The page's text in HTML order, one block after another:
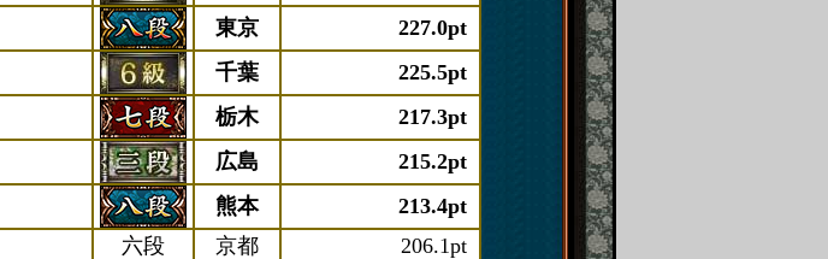
東京
227.0pt
千葉
225.5pt
栃木
217.3pt
広島
215.2pt
熊本
213.4pt
六段 京都
206.1pt